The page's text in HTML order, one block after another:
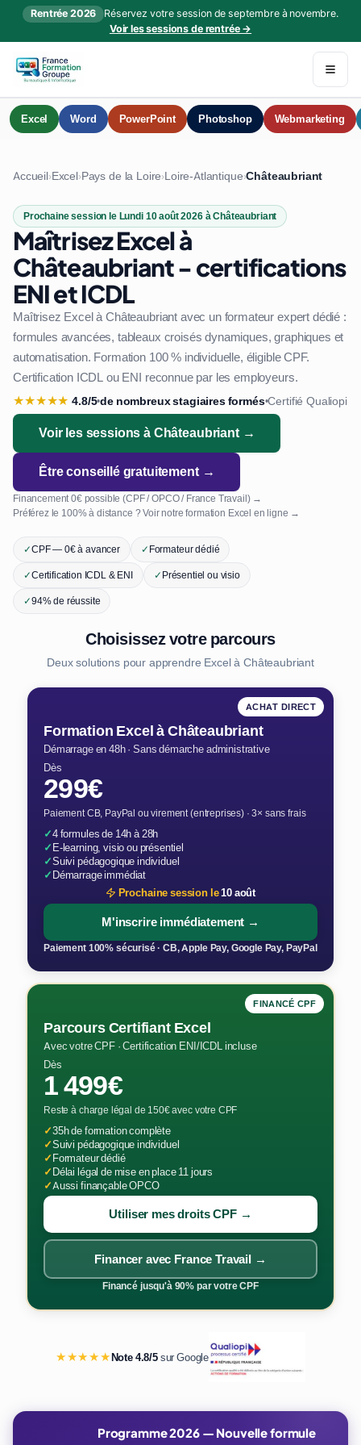
Rentrée 2026
Réservez votre session de septembre à novembre.
Voir les sessions de rentrée →
Excel Word PowerPoint Photoshop Webmarketing
Accueil›Excel›Pays de la Loire›Loire-Atlantique›Châteaubriant
Prochaine session le Lundi 10 août 2026 à Châteaubriant
Maîtrisez Excel à
Châteaubriant - certifications
ENI et ICDL
Maîtrisez Excel à Châteaubriant avec un formateur expert dédié :
formules avancées, tableaux croisés dynamiques, graphiques et
automatisation. Formation 100 % individuelle, éligible CPF.
Certification ICDL ou ENI reconnue par les employeurs.
★★★★★ 4.8/5•de nombreux stagiaires formés•Certifié Qualiopi
Voir les sessions à Châteaubriant →
Être conseillé gratuitement →
Financement 0€ possible (CPF / OPCO / France Travail) →
Préférez le 100% à distance ? Voir notre formation Excel en ligne →
✓CPF — 0€ à avancer ✓Formateur dédié
✓Certification ICDL & ENI ✓Présentiel ou visio
✓94% de réussite
Choisissez votre parcours
Deux solutions pour apprendre Excel à Châteaubriant
ACHAT DIRECT
Formation Excel à Châteaubriant
Démarrage en 48h · Sans démarche administrative
Dès
299€
Paiement CB, PayPal ou virement (entreprises) · 3× sans frais
✓4 formules de 14h à 28h
✓E-learning, visio ou présentiel
✓Suivi pédagogique individuel
✓Démarrage immédiat
Prochaine session le10 août
M'inscrire immédiatement →
Paiement 100% sécurisé · CB, Apple Pay, Google Pay, PayPal
FINANCÉ CPF
Parcours Certifiant Excel
Avec votre CPF · Certification ENI/ICDL incluse
Dès
1 499€
Reste à charge légal de 150€ avec votre CPF
✓35h de formation complète
✓Suivi pédagogique individuel
✓Formateur dédié
✓Délai légal de mise en place 11 jours
✓Aussi finançable OPCO
Utiliser mes droits CPF →
Financer avec France Travail →
Financé jusqu'à 90% par votre CPF
★★★★★Note 4.8/5sur Google
Programme 2026 — Nouvelle formule